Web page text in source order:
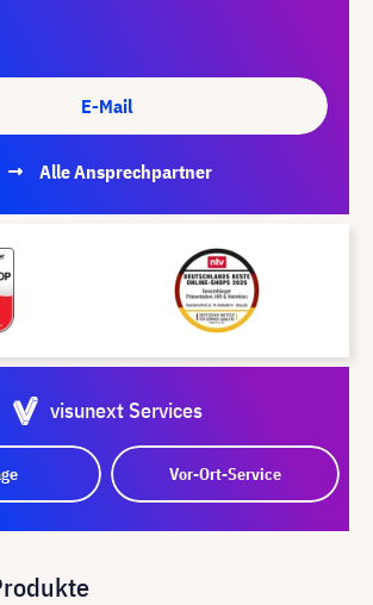
E-Mail
Alle Ansprechpartner
visunext Services
Vor-Ort-Service